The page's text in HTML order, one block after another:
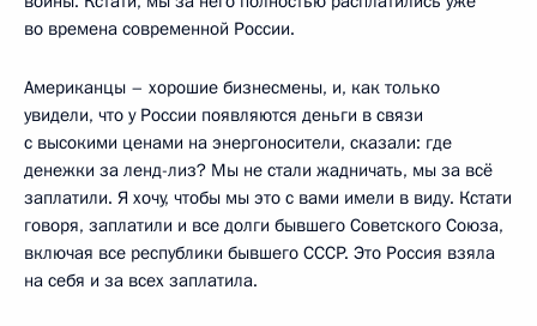
во времена современной России.
Американцы – хорошие бизнесмены, и, как только
увидели, что у России появляются деньги в связи
с высокими ценами на энергоносители, сказали: где
денежки за ленд-лиз? Мы не стали жадничать, мы за всё
заплатили. Я хочу, чтобы мы это с вами имели в виду. Кстати
говоря, заплатили и все долги бывшего Советского Союза,
включая все республики бывшего СССР. Это Россия взяла
на себя и за всех заплатила.